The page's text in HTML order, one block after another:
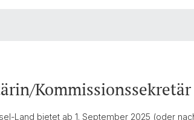
Kommissionssekretär
Land bietet ab 1. September 2025 (oder